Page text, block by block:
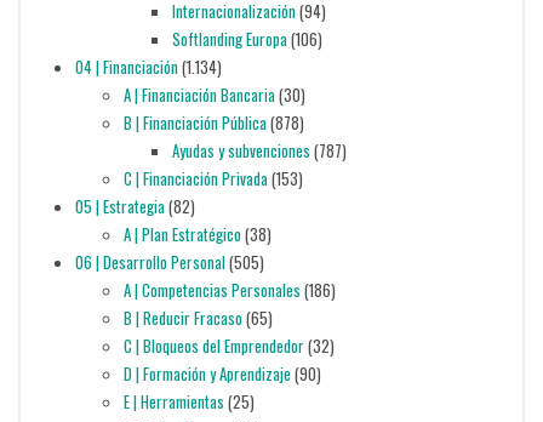
Internacionalización(94)
Softlanding Europa(106)
04 | Financiación(1.134)
A | Financiación Bancaria(30)
B | Financiación Pública(878)
Ayudas y subvenciones (787)
C | Financiación Privada(153)
05 | Estrategia(82)
A | Plan Estratégico(38)
06 | Desarrollo Personal(505)
A | Competencias Personales (186)
B | Reducir Fracaso(65)
C | Bloqueos del Emprendedor(32)
D | Formación y Aprendizaje (90)
E | Herramientas (25)